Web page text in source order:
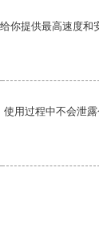
你提供最高速度和
用过程中不会泄